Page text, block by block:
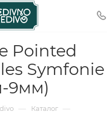
Pointed
Symfonie
9мм)
— Каталог —